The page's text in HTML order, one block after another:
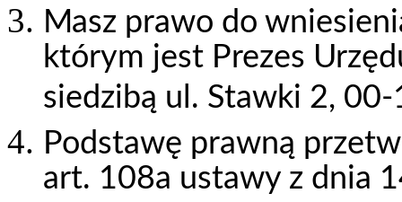
Masz prawo do
którym jest Prezes
siedzibą ul. Stawki 2,
Podstawę prawną
art. 108a ustawy z dnia